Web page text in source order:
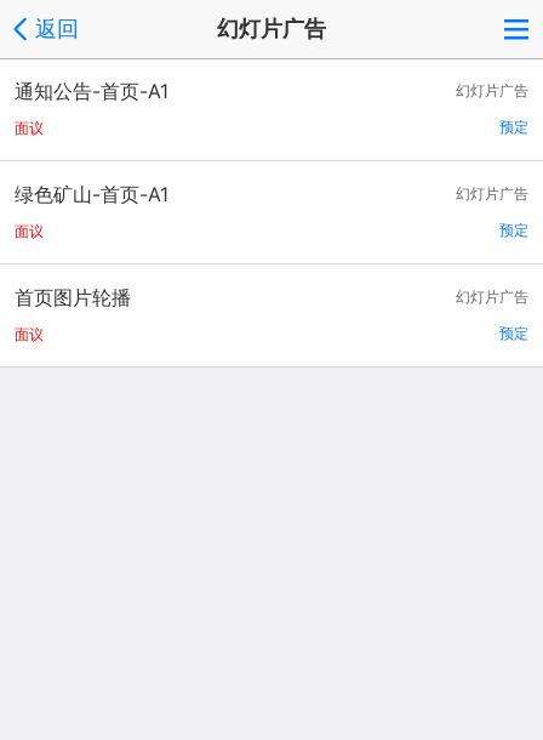
返回 幻灯片广告
幻灯片广告
通知公告-首页-A1
预定
面议
幻灯片广告
绿色矿山-首页-A1
预定
面议
幻灯片广告
首页图片轮播
预定
面议